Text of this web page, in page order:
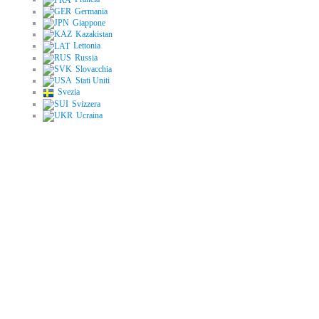
Germania
Giappone
Kazakistan
Lettonia
Russia
Slovacchia
Stati Uniti
Svezia
Svizzera
Ucraina